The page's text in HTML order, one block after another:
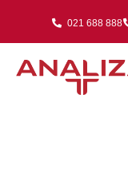
021 688 888